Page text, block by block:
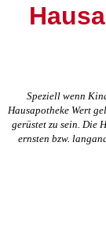
Speziell wenn
Hausapotheke Wert
gerüstet zu sein. Die
ernsten bzw.